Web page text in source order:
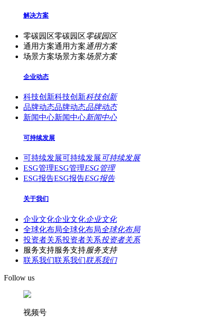
解决方案
零碳园区零碳园区零碳园区
通用方案通用方案通用方案
场景方案场景方案场景方案
企业动态
科技创新科技创新科技创新
品牌动态品牌动态品牌动态
新闻中心新闻中心新闻中心
可持续发展
可持续发展可持续发展 可持续发展
ESG管理ESG管理ESG管理
ESG报告ESG报告ESG报告
关于我们
企业文化企业文化企业文化
全球化布局全球化布局全球化布局
投资者关系投资者关系投资者关系
服务支持服务支持服务支持
联系我们联系我们联系我们
Follow us
视频号